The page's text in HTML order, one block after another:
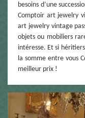
besoins d’une
Comptoir art jewelry
art jewelry vintage
objets ou mobiliers
intéresse. Et si
la somme entre vous
meilleur prix !